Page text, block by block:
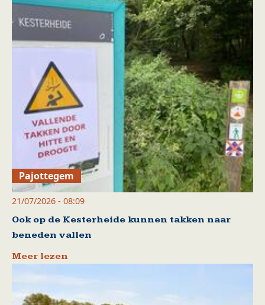
Pajottegem
21/07/2026 - 08:09
Ook op de Kesterheide kunnen takken naar
beneden vallen
Meer lezen